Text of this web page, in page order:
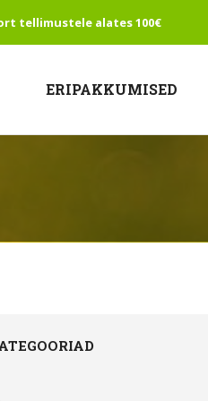
tellimustele alates 100€
ERIPAKKUMISED